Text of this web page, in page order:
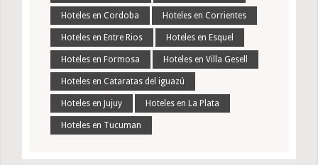
Hoteles en Cordoba Hoteles en Corrientes
Hoteles en Entre Rios Hoteles en Esquel
Hoteles en Formosa Hoteles en Villa Gesell
Hoteles en Cataratas del iguazú
Hoteles en Jujuy Hoteles en La Plata
Hoteles en Tucuman